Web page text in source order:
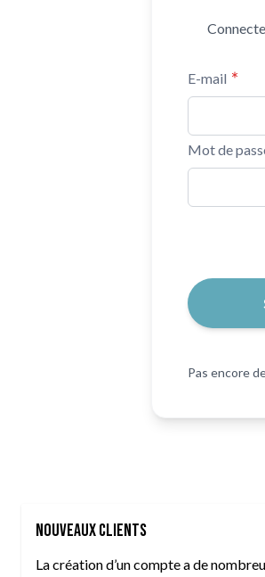
E-mail
Mot de
Pas encore
Nouveaux clients
La création d’un compte a de